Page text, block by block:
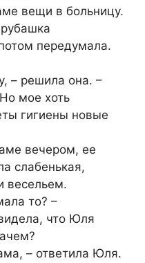
вещи в больницу.
передумала.
– решила она. –
мое хоть
гигиены новые
вечером, ее
слабенькая,
весельем.
то? –
что Юля
– ответила Юля.